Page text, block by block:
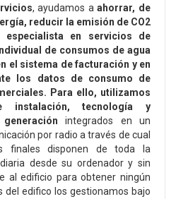
, ayudamos aahorrar, de
reducir la emisión de CO2
en servicios de
de consumos de agua
el sistema de facturación y en
los datos de consumo de
Para ello, utilizamos
instalación, tecnología y
integrados en un
por radio a través de cual
finales disponen de toda la
desde su ordenador y sin
al edificio para obtener ningún
del edifico los gestionamos bajo